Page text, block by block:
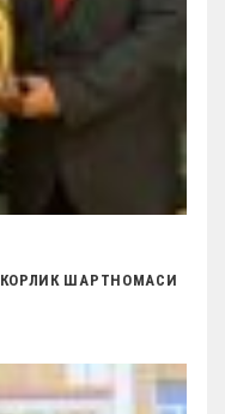
ШАРТНОМАСИ